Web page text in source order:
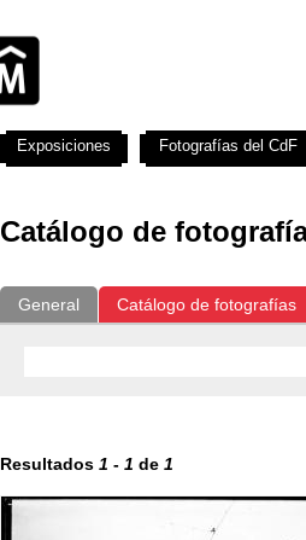
Catálogo de
General Catálogo de fotografías
Resultados 1 - 1 de 1
Exposiciones Fotografías del CdF